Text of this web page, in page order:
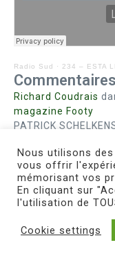
Radio Sud · 234 – ESTA
Richard Coudrais
magazine Footy
PATRICK
Bohn fabiennedans
Steph. RUTA dans
MIRMANDdans
Copyright ©
Nous utilisons
vous offrir
mémorisant vos
En cliquant sur
l'utilisation de
Cookie settings